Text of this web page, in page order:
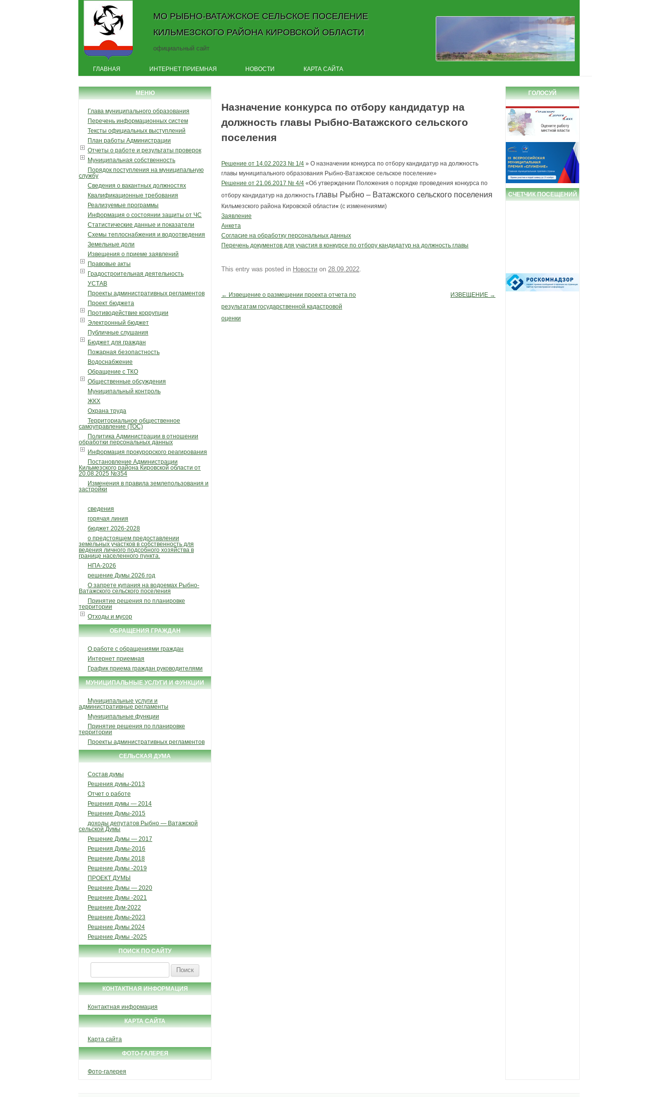
МО РЫБНО-ВАТАЖСКОЕ СЕЛЬСКОЕ ПОСЕЛЕНИЕ
КИЛЬМЕЗСКОГО РАЙОНА КИРОВСКОЙ ОБЛАСТИ
официальный сайт
Skip to content
ГЛАВНАЯ ИНТЕРНЕТ ПРИЕМНАЯ НОВОСТИ КАРТА САЙТА
МЕНЮ
Глава муниципального образования
Перечень информационных систем
Тексты официальных выступлений
План работы Администрации
Отчеты о работе и результаты проверок
Муниципальная собственность
Порядок поступления на муниципальную
службу
Сведения о вакантных должностях
Квалификационные требования
Реализуемые программы
Информация о состоянии защиты от ЧС
Статистические данные и показатели
Схемы теплоснабжения и водоотведения
Земельные доли
Извещения о приеме заявлений
Правовые акты
Градостроительная деятельность
УСТАВ
Проекты административных регламентов
Проект бюджета
Противодействие коррупции
Электронный бюджет
Публичные слушания
Бюджет для граждан
Пожарная безопастность
Водоснабжение
Обращение с ТКО
Общественные обсуждения
Муниципальный контроль
ЖКХ
Охрана труда
Территориальное общественное
самоуправление (ТОС)
Политика Администрации в отношении
обработки персональных данных
Информация прокурорского реагирования
Постановление Администрации
Кильмезского района Кировской области от
20.08.2025 №354
Изменения в правила землепользования и
застройки
сведения
горячая линия
бюджет 2026-2028
о предстоящем предоставлении
земельных участков в собственность для
ведения личного подсобного хозяйства в
границе населенного пункта.
НПА-2026
решение Думы 2026 год
О запрете купания на водоемах Рыбно-
Ватажского сельского поселения
Принятие решения по планировке
территории
Отходы и мусор
ОБРАЩЕНИЯ ГРАЖДАН
О работе с обращениями граждан
Интернет приемная
График приема граждан руководителями
МУНИЦИПАЛЬНЫЕ УСЛУГИ И ФУНКЦИИ
Муниципальные услуги и
административные регламенты
Муниципальные функции
Принятие решения по планировке
территории
Проекты административных регламентов
СЕЛЬСКАЯ ДУМА
Состав думы
Решения думы-2013
Отчет о работе
Решения думы — 2014
Решение Думы-2015
доходы депутатов Рыбно — Ватажской
сельской Думы
Решение Думы — 2017
Решения Думы-2016
Решение Думы 2018
Решение Думы -2019
ПРОЕКТ ДУМЫ
Решение Думы — 2020
Решение Думы -2021
Решение Дум-2022
Решение Думы-2023
Решение Думы 2024
Решение Думы -2025
ПОИСК ПО САЙТУ
КОНТАКТНАЯ ИНФОРМАЦИЯ
Контактная информация
КАРТА САЙТА
Карта сайта
ФОТО-ГАЛЕРЕЯ
Фото-галерея
Назначение конкурса по отбору кандидатур на
должность главы Рыбно-Ватажского сельского
поселения
Решение от 14.02.2023 № 1/4 » О назначении конкурса по отбору кандидатур на должность
главы муниципального образования Рыбно-Ватажское сельское поселение»
Решение от 21.06.2017 № 4/4 «Об утверждении Положения о порядке проведения конкурса по
отбору кандидатур на должность главы Рыбно – Ватажского сельского поселения
Кильмезского района Кировской области« (с изменениями)
Заявление
Анкета
Согласие на обработку персональных данных
Перечень документов для участия в конкурсе по отбору кандидатур на должность главы
This entry was posted in Новости on 28.09.2022.
Post navigation
← Извещение о размещении проекта отчета по
результатам государственной кадастровой
оценки
ИЗВЕЩЕНИЕ →
ГОЛОСУЙ
СЧЕТЧИК ПОСЕЩЕНИЙ